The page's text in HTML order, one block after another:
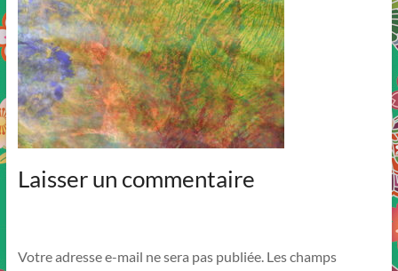
Laisser un commentaire
Votre adresse e-mail ne sera pas publiée. Les champs